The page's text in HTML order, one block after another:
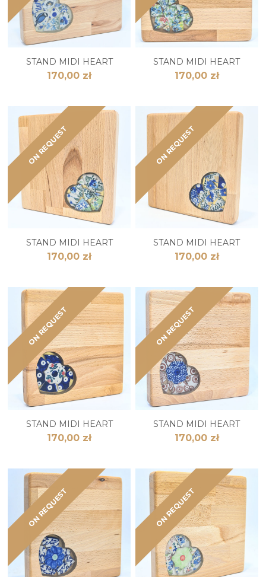
STAND MIDI HEART
170,00 zł
STAND MIDI HEART
170,00 zł
ON REQUEST
STAND MIDI HEART
170,00 zł
ON REQUEST
STAND MIDI HEART
170,00 zł
ON REQUEST
STAND MIDI HEART
170,00 zł
ON REQUEST
STAND MIDI HEART
170,00 zł
ON REQUEST ON REQUEST